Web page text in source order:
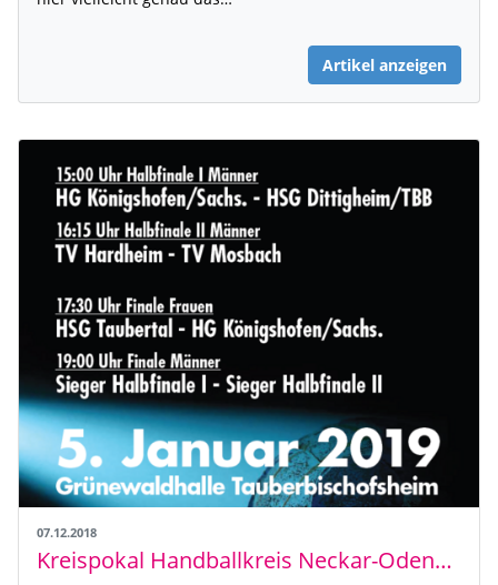
Artikel anzeigen
07.12.2018
Kreispokal Handballkreis Neckar-Odenwald-Tauber